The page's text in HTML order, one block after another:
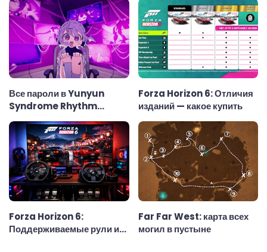
Все пароли в Yunyun
Syndrome Rhythm
Psychosis
Forza Horizon 6: Отличия
изданий — какое купить
Forza Horizon 6:
Поддерживаемые рули и
Far Far West: карта всех
могил в пустыне